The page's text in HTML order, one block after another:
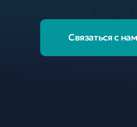
Связаться с